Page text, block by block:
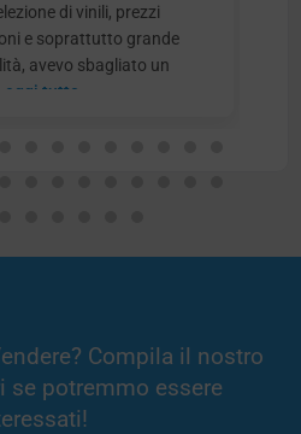
di vinili, prezzi
e soprattutto grande
avevo sbagliato un
tutto
Compila il nostro
se potremmo essere